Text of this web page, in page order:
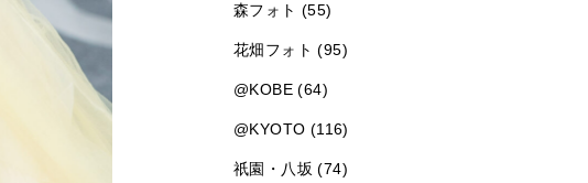
森フォト (55)
花畑フォト (95)
@KOBE (64)
@KYOTO (116)
祇園・八坂 (74)